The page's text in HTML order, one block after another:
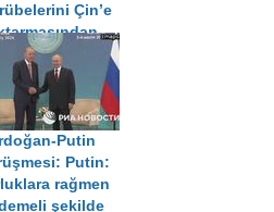
Çin’e
Endişeli
Putin
Putin:
rağmen
şekilde